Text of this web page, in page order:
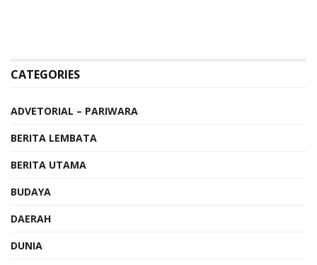
CATEGORIES
ADVETORIAL – PARIWARA
BERITA LEMBATA
BERITA UTAMA
BUDAYA
DAERAH
DUNIA